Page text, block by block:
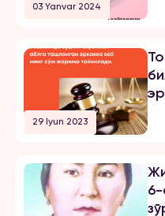
03 Yanvar 2024
29 Iyun 2023
6-